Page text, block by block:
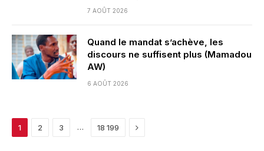
7 AOÛT 2026
Quand le mandat s’achève, les
discours ne suffisent plus (Mamadou
AW)
6 AOÛT 2026
1 2 3 … 18 199 Next